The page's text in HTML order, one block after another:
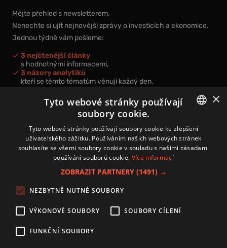
Mějte přehled s newsletterem.
Nenechte si ujít nejnovější zprávy o investicích a ekonomice.
Jednou týdně vám pošleme:
3 nejčtenější články
s hodnotnými informacemi,
3 názory analytiků
kteří se těmto tématům věnují každý den,
nová videa a podcasty
k prohloubení vašich znalostí.
Přihlášením k newsletteru vyjadřujete svůj souhlas spodmínkami
zpracování osobních údajů.
Zásady používání souborů cookies
Autoři
Nastavení cookies
CZECH
×
Tyto webové stránky používají
soubory cookie.
Tyto webové stránky používají soubory cookie ke zlepšení
uživatelského zážitku. Používáním našich webových stránek
souhlasíte se všemi soubory cookie v souladu s našimi zásadami
používání souborů cookie. Více informací
ZOBRAZIT PARTNERY (1491) →
NEZBYTNĚ NUTNÉ SOUBORY
VÝKONOVÉ SOUBORY SOUBORY CÍLENÍ
FUNKČNÍ SOUBORY